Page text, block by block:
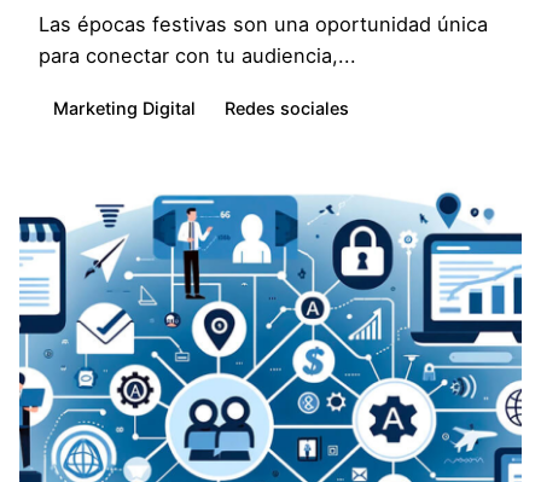
Las épocas festivas son una oportunidad única
para conectar con tu audiencia,...
Marketing Digital Redes sociales